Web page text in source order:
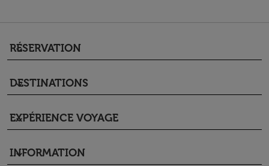
RÉSERVATION
keyboard_arrow_down
DESTINATIONS
keyboard_arrow_down
EXPÉRIENCE VOYAGE
keyboard_arrow_down
INFORMATION
keyboard_arrow_down